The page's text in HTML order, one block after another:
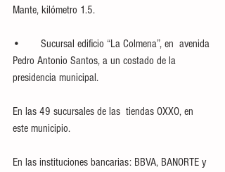
Mante, kilómetro 1.5.
•	Sucursal edificio “La Colmena”, en  avenida
Pedro Antonio Santos, a un costado de la
presidencia municipal.
En las 49 sucursales de las  tiendas OXXO, en
este municipio.
En las instituciones bancarias: BBVA, BANORTE y